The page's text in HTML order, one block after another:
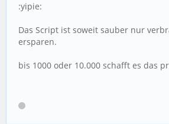
:yipie:
Das Script ist soweit sauber nur
ersparen.
bis 1000 oder 10.000 schafft es das